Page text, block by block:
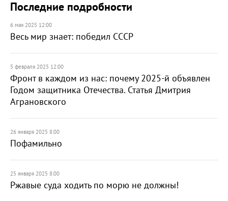
Последние подробности
6 мая 2025 12:00
Весь мир знает: победил СССР
5 февраля 2025 12:00
Фронт в каждом из нас: почему 2025-й объявлен
Годом защитника Отечества. Статья Дмитрия
Аграновского
26 января 2025 8:00
Пофамильно
25 января 2025 8:00
Ржавые суда ходить по морю не должны!